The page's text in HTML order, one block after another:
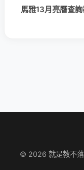
馬雅13月亮曆查
© 2026 就是教不